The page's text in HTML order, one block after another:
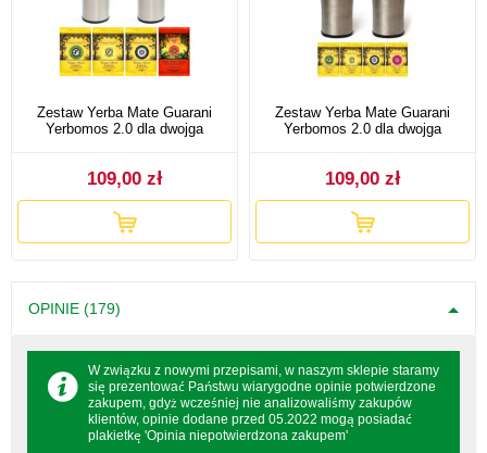
Zestaw Yerba Mate Guarani
Yerbomos 2.0 dla dwojga
109,00 zł
Zestaw Yerba Mate Guarani
Yerbomos 2.0 dla dwojga
109,00 zł
OPINIE (179)
W związku z nowymi przepisami, w naszym sklepie staramy
się prezentować Państwu wiarygodne opinie potwierdzone
zakupem, gdyż wcześniej nie analizowaliśmy zakupów
klientów, opinie dodane przed 05.2022 mogą posiadać
plakietkę 'Opinia niepotwierdzona zakupem'